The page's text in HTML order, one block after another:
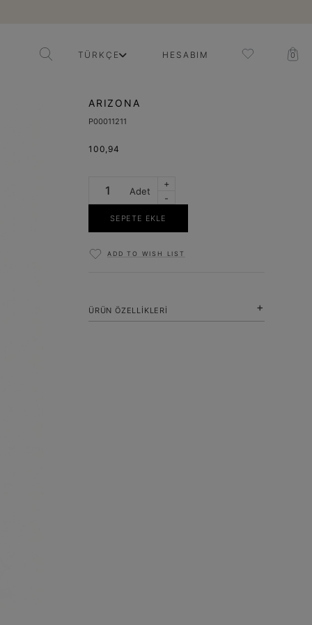
TÜRKÇE HESABIM 0
ARIZONA
P00011211
100,94
Adet
+
-
SEPETE EKLE
ADD TO WISH LIST
ÜRÜN ÖZELLIKLERI